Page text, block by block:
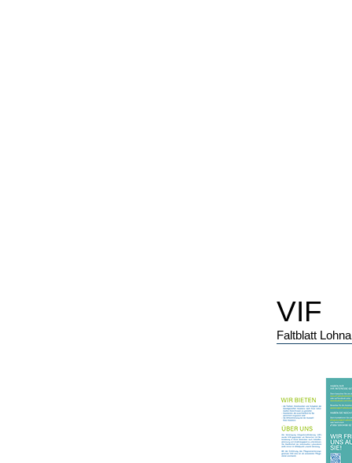
VIF
Faltblatt